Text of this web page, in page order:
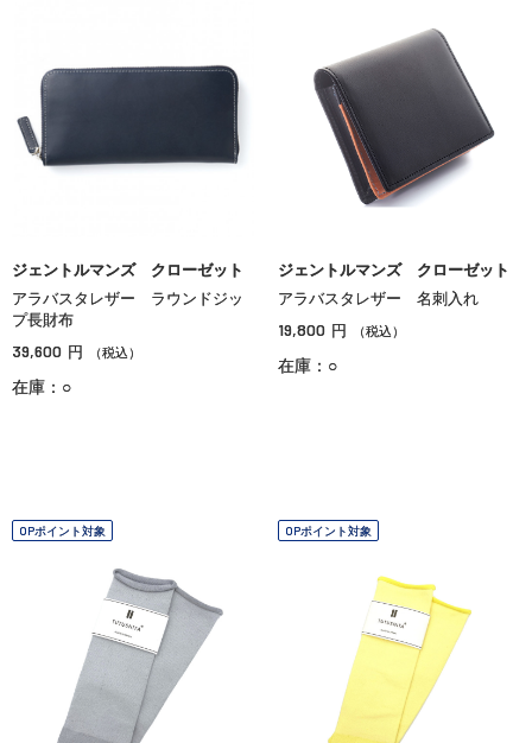
ジェントルマンズ クローゼット
アラバスタレザー ラウンドジッ
プ長財布
39,600 円 （税込）
在庫：○
ジェントルマンズ クローゼット
アラバスタレザー 名刺入れ
19,800 円 （税込）
在庫：○
OPポイント対象 OPポイント対象